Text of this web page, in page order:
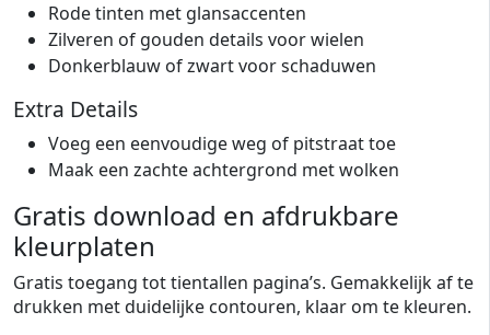
Rode tinten met glansaccenten
Zilveren of gouden details voor wielen
Donkerblauw of zwart voor schaduwen
Extra Details
Voeg een eenvoudige weg of pitstraat toe
Maak een zachte achtergrond met wolken
Gratis download en afdrukbare
kleurplaten
Gratis toegang tot tientallen pagina’s. Gemakkelijk af te
drukken met duidelijke contouren, klaar om te kleuren.